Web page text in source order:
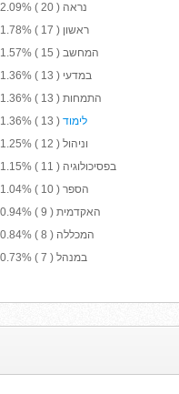
2.09% ( 20 ) נראה
1.78% ( 17 ) ראשון
1.57% ( 15 ) המחשב
1.36% ( 13 ) במדעי
1.36% ( 13 ) התמחות
1.36% ( 13 ) לימוד
1.25% ( 12 ) וניהול
1.15% ( 11 ) בפסיכולוגיה
1.04% ( 10 ) הספר
0.94% ( 9 ) האקדמית
0.84% ( 8 ) המכללה
0.73% ( 7 ) במנהל